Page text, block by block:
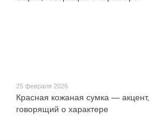
25 февраля 2026
Красная кожаная сумка — акцент,
говорящий о характере